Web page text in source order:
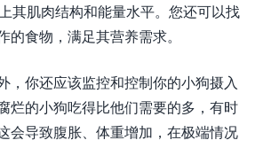
其肌肉结构和能量水平。您还可以找
的食物，满足其营养需求。
，你还应该监控和控制你的小狗摄入
烂的小狗吃得比他们需要的多，有时
会导致腹胀、体重增加，在极端情况